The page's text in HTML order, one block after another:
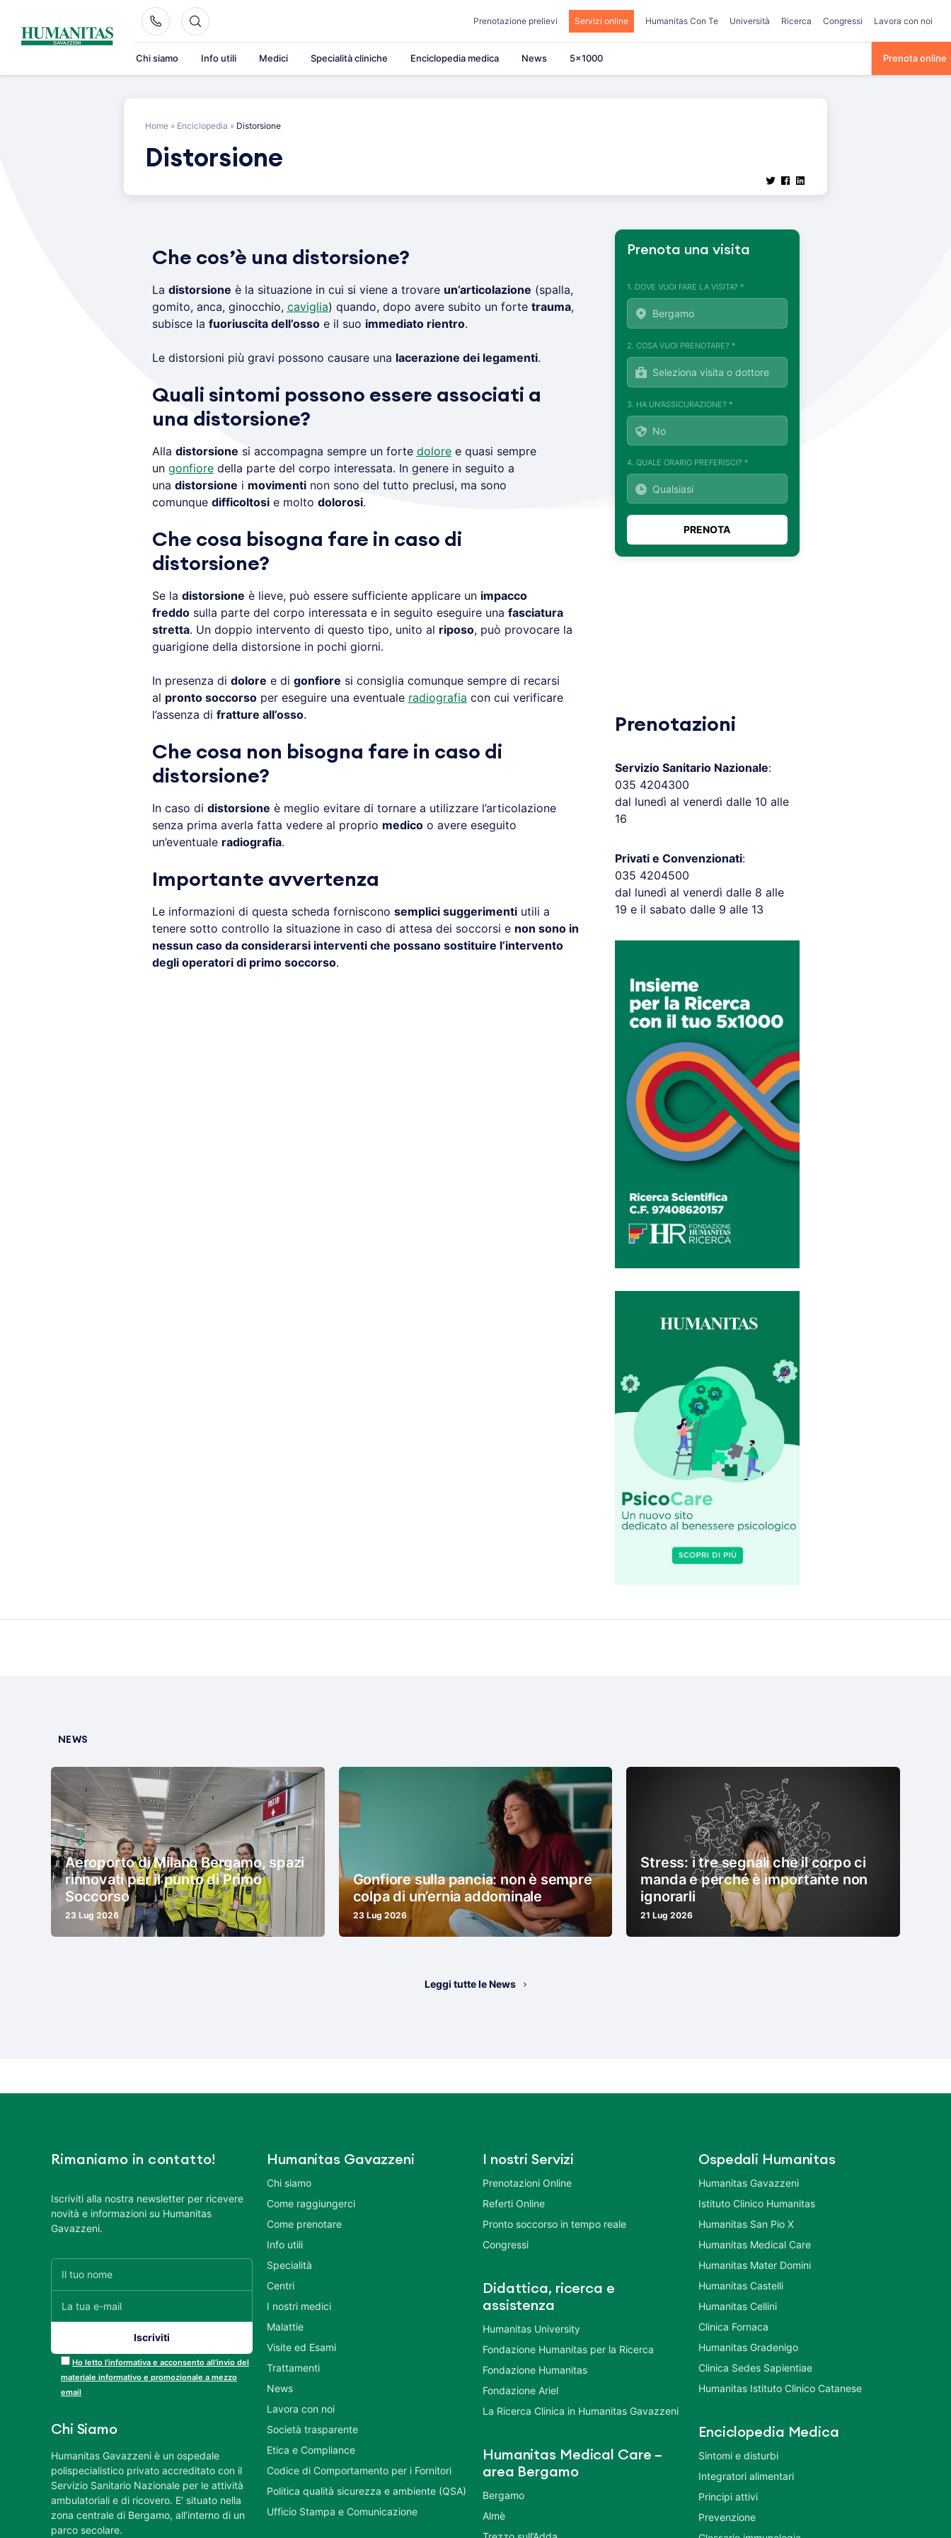
content
Prenotazione prelievi Servizi online Humanitas Con Te Università Ricerca Congressi Lavora con noi
Chi siamo Info utili Medici Specialità cliniche Enciclopedia medica News 5×1000 Prenota online
Home » Enciclopedia » Distorsione
Distorsione
Che cos’è una distorsione?
La distorsione è la situazione in cui si viene a trovare un’articolazione (spalla,
gomito, anca, ginocchio, caviglia) quando, dopo avere subito un forte trauma,
subisce la fuoriuscita dell’ossoe il suo immediato rientro.
Le distorsioni più gravi possono causare una lacerazione dei legamenti.
Quali sintomi possono essere associati a
una distorsione?
Alla distorsione si accompagna sempre un forte doloree quasi sempre
un gonfioredella parte del corpo interessata. In genere in seguito a
una distorsione i movimentinon sono del tutto preclusi, ma sono
comunque difficoltosie molto dolorosi.
Che cosa bisogna fare in caso di
distorsione?
Se la distorsione è lieve, può essere sufficiente applicare un impacco
freddosulla parte del corpo interessata e in seguito eseguire una fasciatura
stretta. Un doppio intervento di questo tipo, unito al riposo, può provocare la
guarigione della distorsione in pochi giorni.
In presenza di dolore e di gonfiore si consiglia comunque sempre di recarsi
al pronto soccorsoper eseguire una eventuale radiografia con cui verificare
l’assenza di fratture all’osso.
Che cosa non bisogna fare in caso di
distorsione?
In caso di distorsione è meglio evitare di tornare a utilizzare l’articolazione
senza prima averla fatta vedere al proprio medicoo avere eseguito
un’eventuale radiografia.
Importante avvertenza
Le informazioni di questa scheda forniscono semplici suggerimentiutili a
tenere sotto controllo la situazione in caso di attesa dei soccorsi e non sono in
nessun caso da considerarsi interventi che possano sostituire l’intervento
degli operatori di primo soccorso.
Prenota una visita
1. DOVE VUOI FARE LA VISITA? *
2. COSA VUOI PRENOTARE? *
3. HA UN'ASSICURAZIONE? *
4. QUALE ORARIO PREFERISCI? *
Prenotazioni
Servizio Sanitario Nazionale:
035 4204300
dal lunedì al venerdì dalle 10 alle
16
Privati e Convenzionati:
035 4204500
dal lunedì al venerdì dalle 8 alle
19 e il sabato dalle 9 alle 13
NEWS
Aeroporto di Milano Bergamo, spazi
rinnovati per il punto di Primo
Soccorso
23 Lug 2026
Gonfiore sulla pancia: non è sempre
colpa di un’ernia addominale
23 Lug 2026
Stress: i tre segnali che il corpo ci
manda e perché è importante non
ignorarli
21 Lug 2026
Leggi tutte le News
Rimaniamo in contatto!
Iscriviti alla nostra newsletter per ricevere
novità e informazioni su Humanitas
Gavazzeni.
Ho letto l’informativa e acconsento all’invio del
materiale informativo e promozionale a mezzo
email
Chi Siamo
Humanitas Gavazzeni è un ospedale
polispecialistico privato accreditato con il
Servizio Sanitario Nazionale per le attività
ambulatoriali e di ricovero. E’ situato nella
zona centrale di Bergamo, all’interno di un
parco secolare.
Humanitas Gavazzeni
Chi siamo
Come raggiungerci
Come prenotare
Info utili
Specialità
Centri
I nostri medici
Malattie
Visite ed Esami
Trattamenti
News
Lavora con noi
Società trasparente
Etica e Compliance
Codice di Comportamento per i Fornitori
Politica qualità sicurezza e ambiente (QSA)
Ufficio Stampa e Comunicazione
I nostri Servizi
Prenotazioni Online
Referti Online
Pronto soccorso in tempo reale
Congressi
Didattica, ricerca e
assistenza
Humanitas University
Fondazione Humanitas per la Ricerca
Fondazione Humanitas
Fondazione Ariel
La Ricerca Clinica in Humanitas Gavazzeni
Humanitas Medical Care –
area Bergamo
Bergamo
Almè
Ospedali Humanitas
Humanitas Gavazzeni
Istituto Clinico Humanitas
Humanitas San Pio X
Humanitas Medical Care
Humanitas Mater Domini
Humanitas Castelli
Humanitas Cellini
Clinica Fornaca
Humanitas Gradenigo
Clinica Sedes Sapientiae
Humanitas Istituto Clinico Catanese
Enciclopedia Medica
Sintomi e disturbi
Integratori alimentari
Principi attivi
Prevenzione